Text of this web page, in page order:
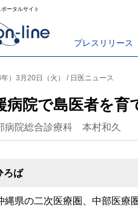
ータルサイト
プレスリリース
）3月20日（火） / 日医ニュース
病院で島医者を育
病院総合診療科 本村和久
ろば
県の二次医療圏、中部医療